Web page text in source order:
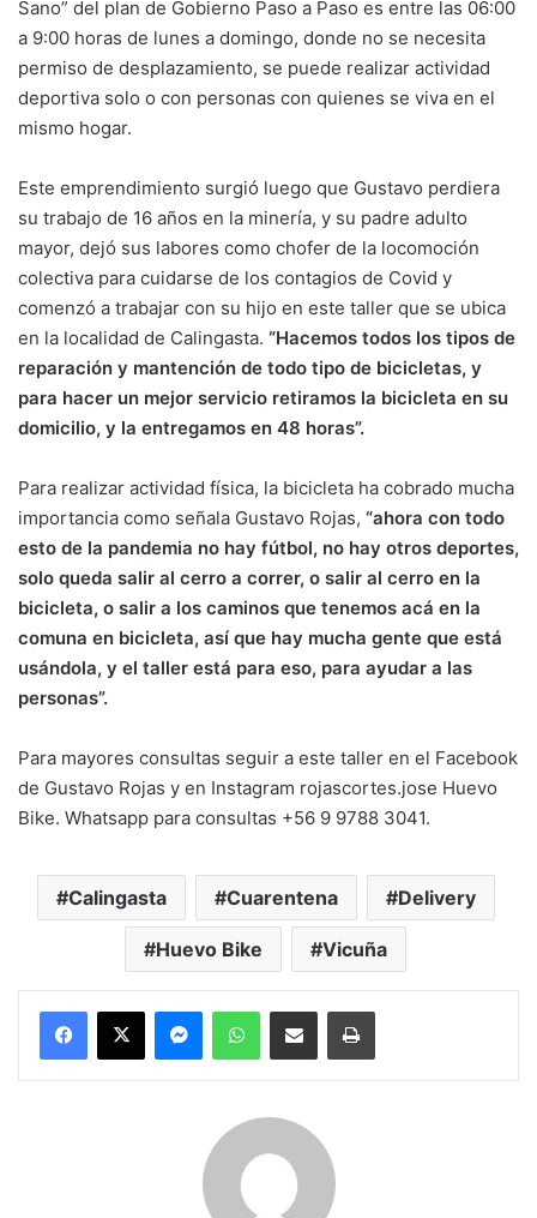
Sano” del plan de Gobierno Paso a Paso es entre las 06:00
a 9:00 horas de lunes a domingo, donde no se necesita
permiso de desplazamiento, se puede realizar actividad
deportiva solo o con personas con quienes se viva en el
mismo hogar.
Este emprendimiento surgió luego que Gustavo perdiera
su trabajo de 16 años en la minería, y su padre adulto
mayor, dejó sus labores como chofer de la locomoción
colectiva para cuidarse de los contagios de Covid y
comenzó a trabajar con su hijo en este taller que se ubica
en la localidad de Calingasta. “Hacemos todos los tipos de
reparación y mantención de todo tipo de bicicletas, y
para hacer un mejor servicio retiramos la bicicleta en su
domicilio, y la entregamos en 48 horas”.
Para realizar actividad física, la bicicleta ha cobrado mucha
importancia como señala Gustavo Rojas, “ahora con todo
esto de la pandemia no hay fútbol, no hay otros deportes,
solo queda salir al cerro a correr, o salir al cerro en la
bicicleta, o salir a los caminos que tenemos acá en la
comuna en bicicleta, así que hay mucha gente que está
usándola, y el taller está para eso, para ayudar a las
personas”.
Para mayores consultas seguir a este taller en el Facebook
de Gustavo Rojas y en Instagram rojascortes.jose Huevo
Bike. Whatsapp para consultas +56 9 9788 3041.
Calingasta Cuarentena Delivery
Huevo Bike Vicuña
MessengerWhatsAppCompartir por correo electrónicoImprimir